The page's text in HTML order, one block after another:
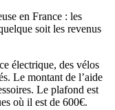
en France : les
soit les revenus
électrique, des vélos
Le montant de l’aide
Le plafond est
où il est de 600€.